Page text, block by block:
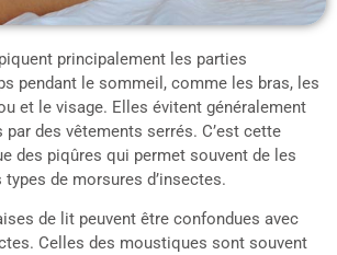
principalement les parties
pendant le sommeil, comme les bras, les
et le visage. Elles évitent généralement
par des vêtements serrés. C’est cette
des piqûres qui permet souvent de les
types de morsures d’insectes.
de lit peuvent être confondues avec
Celles des moustiques sont souvent